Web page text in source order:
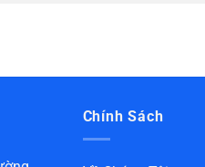
Chính Sách